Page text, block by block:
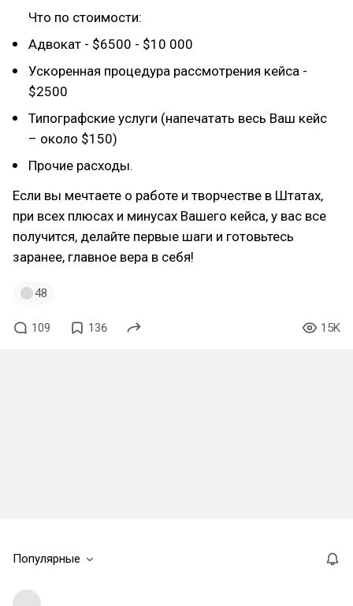
Что по стоимости:
Адвокат - $6500 - $10 000
Ускоренная процедура рассмотрения кейса -
$2500
Типографские услуги (напечатать весь Ваш кейс
– около $150)
Прочие расходы.
Если вы мечтаете о работе и творчестве в Штатах,
при всех плюсах и минусах Вашего кейса, у вас все
получится, делайте первые шаги и готовьтесь
заранее, главное вера в себя!
48
109 136 15K
Популярные